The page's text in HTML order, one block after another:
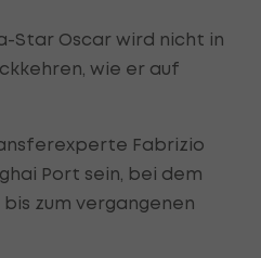
Star Oscar wird nicht in
wie er auf
Fabrizio
Port sein, bei dem
bis zum vergangenen